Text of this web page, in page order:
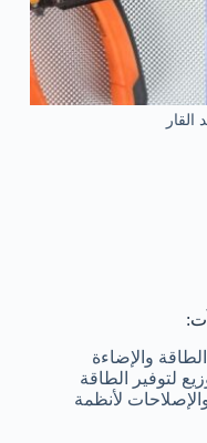
والإضاءة
لتوفير الطاقة
لأنظمة